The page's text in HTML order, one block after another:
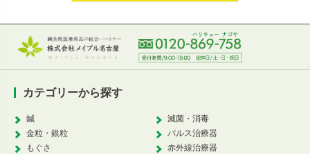
カテゴリーから探す
鍼
金粒・銀粒
もぐさ
滅菌・消毒
パルス治療器
赤外線治療器